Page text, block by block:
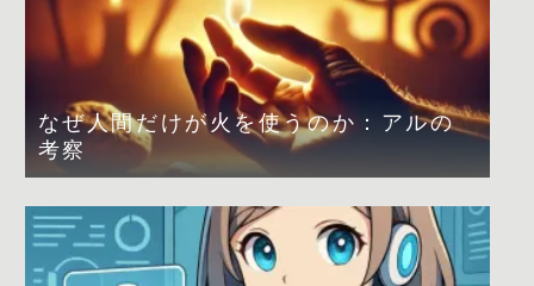
なぜ人間だけが火を使うのか：アルの
考察